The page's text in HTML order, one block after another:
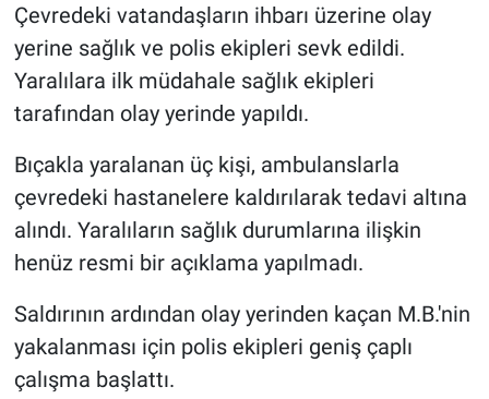
Çevredeki vatandaşların ihbarı üzerine olay
yerine sağlık ve polis ekipleri sevk edildi.
Yaralılara ilk müdahale sağlık ekipleri
tarafından olay yerinde yapıldı.
Bıçakla yaralanan üç kişi, ambulanslarla
çevredeki hastanelere kaldırılarak tedavi altına
alındı. Yaralıların sağlık durumlarına ilişkin
henüz resmi bir açıklama yapılmadı.
Saldırının ardından olay yerinden kaçan M.B.'nin
yakalanması için polis ekipleri geniş çaplı
çalışma başlattı.